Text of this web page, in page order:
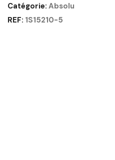
Catégorie: Absolu
REF: 1S15210-5